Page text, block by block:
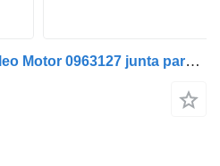
DAF XF105 / Cárter do Óleo Motor 0963127 junta para cárter para DAF XF105 camión